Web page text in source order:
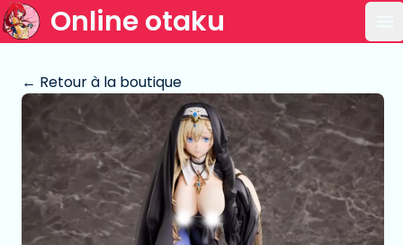
Online otaku
← Retour à la boutique